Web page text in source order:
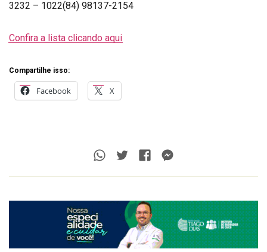
3232 – 1022(84) 98137-2154
Confira a lista clicando aqui
Compartilhe isso:
Facebook X
Whatsapp
TwitterFacebook